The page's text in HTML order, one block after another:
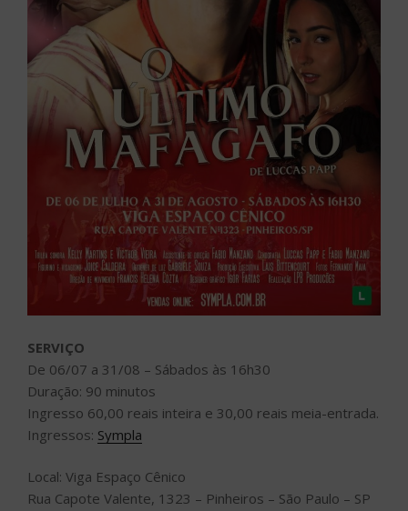
SERVIÇO
De 06/07 a 31/08 – Sábados às 16h30
Duração: 90 minutos
Ingresso 60,00 reais inteira e 30,00 reais meia-entrada.
Ingressos: Sympla
Local: Viga Espaço Cênico
Rua Capote Valente, 1323 – Pinheiros – São Paulo – SP